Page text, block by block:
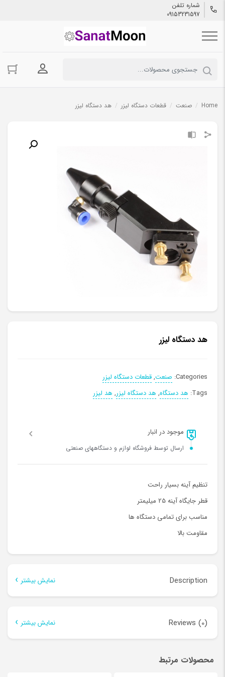
شماره تلفن
09153231597
ورود به
Home
/ صنعت / قطعات دستگاه لیزر / هد دستگاه لیزر
هد دستگاه لیزر
Categories: صنعت,قطعات دستگاه لیزر
Tags: هد دستگاه, هد دستگاه لیزر, هد لیزر
موجود در انبار
ارسال توسط فروشگاه لوازم و دستگاههای صنعتی
تنظیم آینه بسیار راحت
قطر جایگاه آینه 25 میلیمتر
مناسب برای تمامی دستگاه ها
مقاومت بالا
Description نمایش بیشتر
هد دستگاه لیزر
Reviews (0) نمایش بیشتر
Be the first to review “هد دستگاه لیزر”
محصولات مرتبط